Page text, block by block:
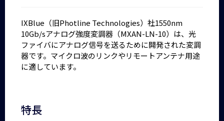
IXBlue（旧Photline Technologies）社1550nm
10Gb/sアナログ強度変調器（MXAN-LN-10）は、光
ファイバにアナログ信号を送るために開発された変調
器です。マイクロ波のリンクやリモートアンテナ用途
に適しています。
特長